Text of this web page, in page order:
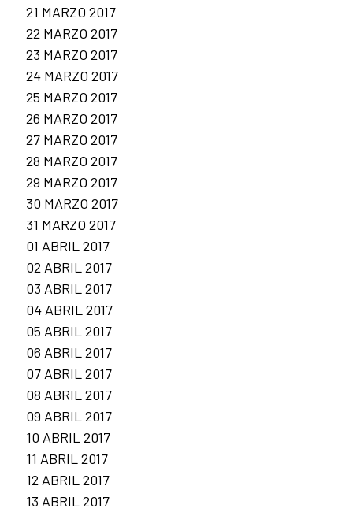
21 MARZO 2017
22 MARZO 2017
23 MARZO 2017
24 MARZO 2017
25 MARZO 2017
26 MARZO 2017
27 MARZO 2017
28 MARZO 2017
29 MARZO 2017
30 MARZO 2017
31 MARZO 2017
01 ABRIL 2017
02 ABRIL 2017
03 ABRIL 2017
04 ABRIL 2017
05 ABRIL 2017
06 ABRIL 2017
07 ABRIL 2017
08 ABRIL 2017
09 ABRIL 2017
10 ABRIL 2017
11 ABRIL 2017
12 ABRIL 2017
13 ABRIL 2017